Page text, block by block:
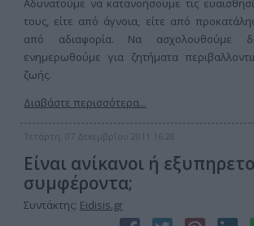
Αδυνατούμε να κατανοήσουμε τις
τους, είτε από άγνοια, είτε από
από αδιαφορία. Να ασχολουθούμε
ενημερωθούμε για ζητήματα
ζωής.
Διαβάστε περισσότερα...
Τετάρτη, 07 Δεκεμβρίου 2011 16:28
Είναι ανίκανοι ή
συμφέροντα;
Συντάκτης: Eidisis.gr